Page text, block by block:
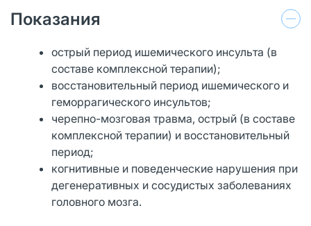
Показания
острый период ишемического инсульта (в
составе комплексной терапии);
восстановительный период ишемического и
геморрагического инсультов;
черепно-мозговая травма, острый (в составе
комплексной терапии) и восстановительный
период;
когнитивные и поведенческие нарушения при
дегенеративных и сосудистых заболеваниях
головного мозга.